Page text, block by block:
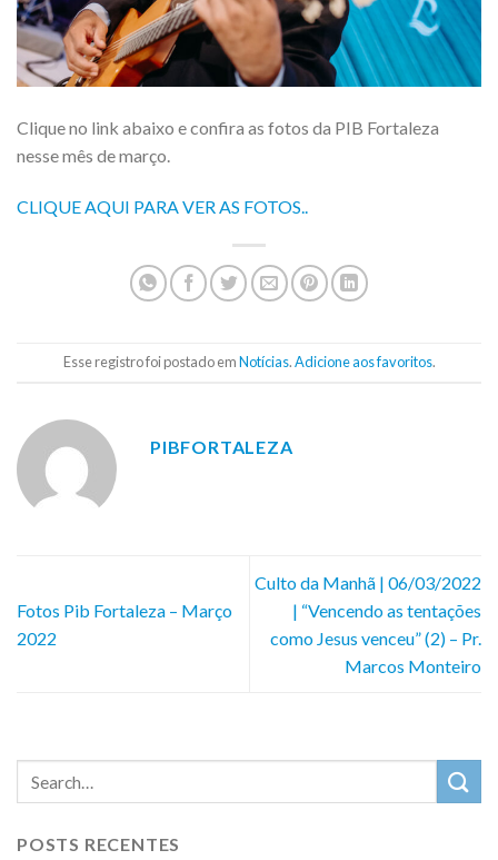
Clique no link abaixo e confira as fotos da PIB Fortaleza
nesse mês de março.
CLIQUE AQUI PARA VER AS FOTOS..
Esse registro foi postado emNotícias.Adicione aos favoritos.
PIBFORTALEZA
Fotos Pib Fortaleza – Março
2022
Culto da Manhã | 06/03/2022
| “Vencendo as tentações
como Jesus venceu” (2) – Pr.
Marcos Monteiro
POSTS RECENTES